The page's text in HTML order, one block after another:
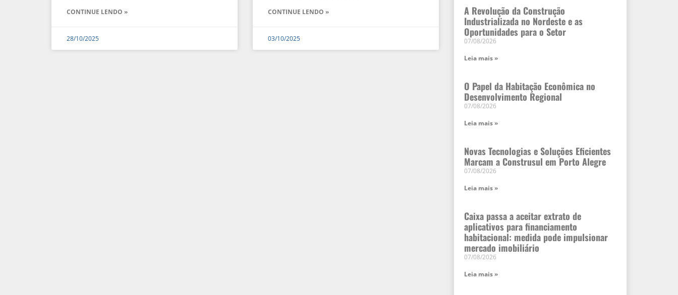
CONTINUE LENDO »
28/10/2025
CONTINUE LENDO »
03/10/2025
A Revolução da Construção
Industrializada no Nordeste e as
Oportunidades para o Setor
07/08/2026
Leia mais »
O Papel da Habitação Econômica no
Desenvolvimento Regional
07/08/2026
Leia mais »
Novas Tecnologias e Soluções Eficientes
Marcam a Construsul em Porto Alegre
07/08/2026
Leia mais »
Caixa passa a aceitar extrato de
aplicativos para financiamento
habitacional: medida pode impulsionar
mercado imobiliário
07/08/2026
Leia mais »